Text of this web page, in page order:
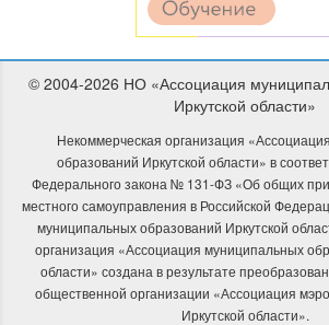
© 2004-2026 НО «Ассоциация
Иркутской области»
Некоммерческая организация
образований Иркутской области» в
Федерального закона № 131-ФЗ «Об общих
местного самоуправления в Российской
муниципальных образований Иркутской
организация «Ассоциация муниципальных
области» создана в результате
общественной организации «Ассоциация
Иркутской области».